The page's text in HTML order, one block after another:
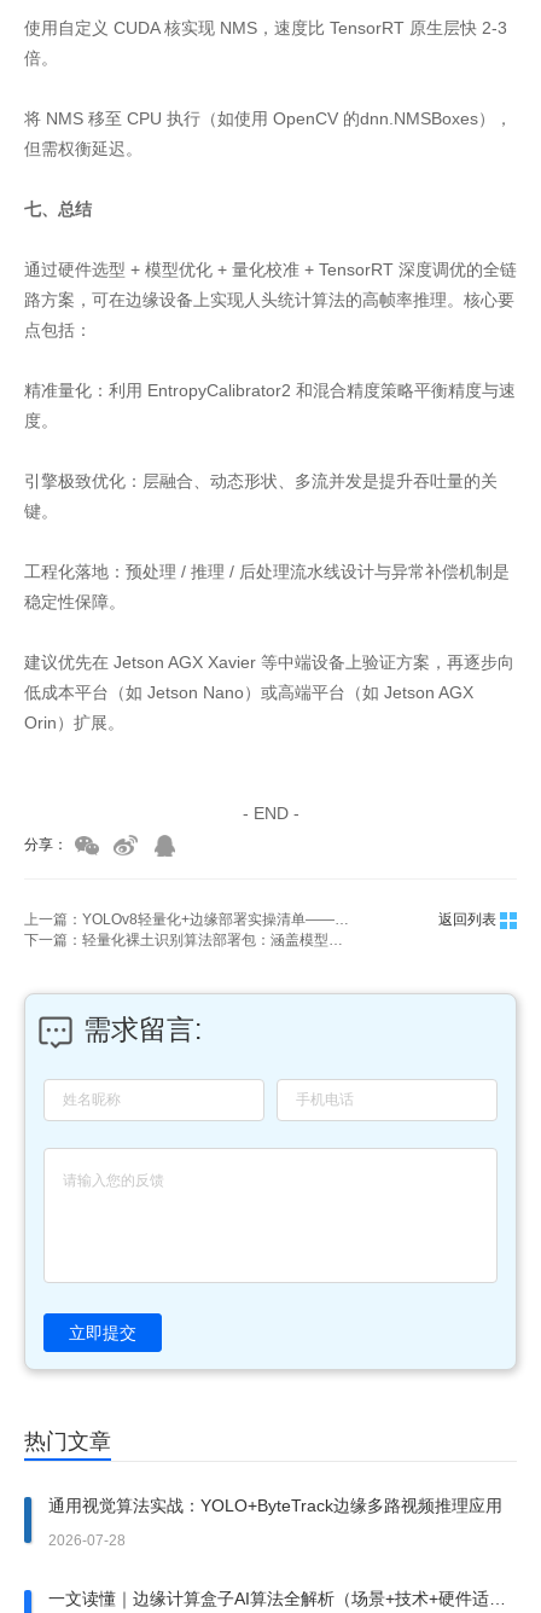
使用自定义 CUDA 核实现 NMS，速度比 TensorRT 原生层快 2-3
倍。
将 NMS 移至 CPU 执行（如使用 OpenCV 的dnn.NMSBoxes），
但需权衡延迟。
七、总结
通过硬件选型 + 模型优化 + 量化校准 + TensorRT 深度调优的全链
路方案，可在边缘设备上实现人头统计算法的高帧率推理。核心要
点包括：
精准量化：利用 EntropyCalibrator2 和混合精度策略平衡精度与速
度。
引擎极致优化：层融合、动态形状、多流并发是提升吞吐量的关
键。
工程化落地：预处理 / 推理 / 后处理流水线设计与异常补偿机制是
稳定性保障。
建议优先在 Jetson AGX Xavier 等中端设备上验证方案，再逐步向
低成本平台（如 Jetson Nano）或高端平台（如 Jetson AGX
Orin）扩展。
- END -
分享：
返回列表
需求留言:
立即提交
热门文章
通用视觉算法实战：YOLO+ByteTrack边缘多路视频推理应用
2026-07-28
一文读懂｜边缘计算盒子AI算法全解析（场景+技术+硬件适